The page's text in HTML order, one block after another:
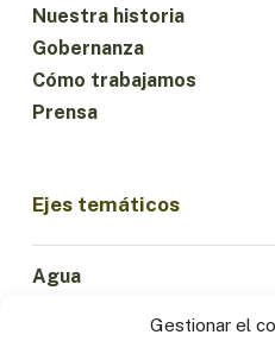
Gestionar el
Nuestra historia
Gobernanza
Cómo trabajamos
Prensa
Ejes temáticos
Agua